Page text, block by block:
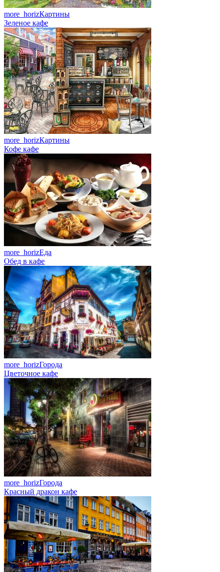
more_horizКартины
Зеленое кафе
more_horizКартины
Кофе кафе
more_horizЕда
Обед в кафе
more_horizГорода
Цветочное кафе
more_horizГорода
Красный дракон кафе